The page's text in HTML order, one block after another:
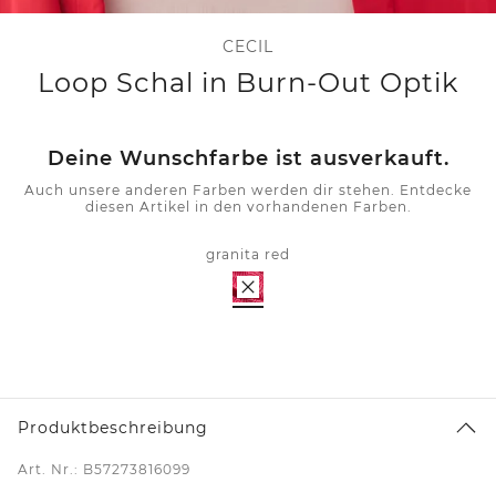
CECIL
Loop Schal in Burn-Out Optik
Deine Wunschfarbe ist ausverkauft.
Auch unsere anderen Farben werden dir stehen. Entdecke
diesen Artikel in den vorhandenen Farben.
granita red
Produktbeschreibung
Art. Nr.: B57273816099